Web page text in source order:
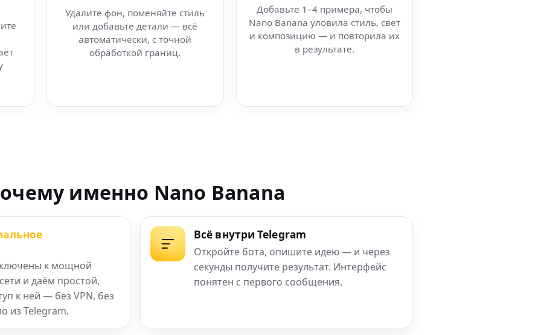
нейросети
контента
Удалите фон, поменяйте стиль
или добавьте детали — всё
автоматически, с точной
обработкой границ.
Добавьте 1–4 примера, чтобы
Nano Banana уловила стиль, свет
и композицию — и повторила их
в результате.
именно Nano Banana
к мощной
и даём простой,
к ней — без VPN, без
из Telegram.
Всё внутри Telegram
Откройте бота, опишите идею — и через
секунды получите результат. Интерфейс
понятен с первого сообщения.